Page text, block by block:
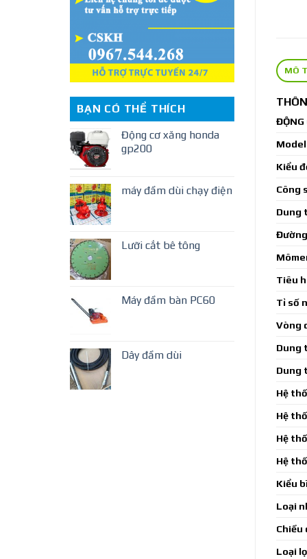
BẠN CÓ THỂ THÍCH
Động cơ xăng honda
gp200
máy đầm dùi chạy điện
Lưỡi cắt bê tông
Máy đầm bàn PC60
Dây đầm dùi
MÔ
ĐỘNG
Model
Kiểu
Công
Dung
Tiêu
Tỉ số
Vòng
Dung
Dung
Hệ
Hệ
Hệ
Hệ
Kiểu
Loại
Chiều
Loại